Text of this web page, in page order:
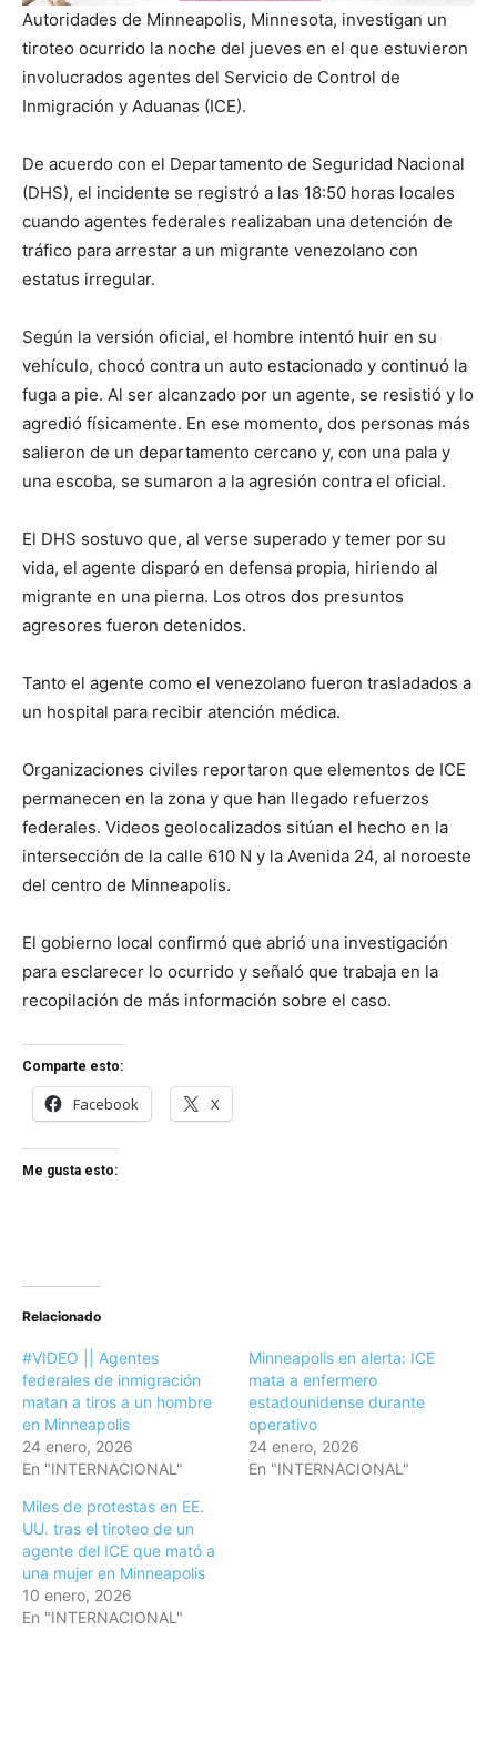
Autoridades de Minneapolis, Minnesota, investigan un
tiroteo ocurrido la noche del jueves en el que estuvieron
involucrados agentes del Servicio de Control de
Inmigración y Aduanas (ICE).
De acuerdo con el Departamento de Seguridad Nacional
(DHS), el incidente se registró a las 18:50 horas locales
cuando agentes federales realizaban una detención de
tráfico para arrestar a un migrante venezolano con
estatus irregular.
Según la versión oficial, el hombre intentó huir en su
vehículo, chocó contra un auto estacionado y continuó la
fuga a pie. Al ser alcanzado por un agente, se resistió y lo
agredió físicamente. En ese momento, dos personas más
salieron de un departamento cercano y, con una pala y
una escoba, se sumaron a la agresión contra el oficial.
El DHS sostuvo que, al verse superado y temer por su
vida, el agente disparó en defensa propia, hiriendo al
migrante en una pierna. Los otros dos presuntos
agresores fueron detenidos.
Tanto el agente como el venezolano fueron trasladados a
un hospital para recibir atención médica.
Organizaciones civiles reportaron que elementos de ICE
permanecen en la zona y que han llegado refuerzos
federales. Videos geolocalizados sitúan el hecho en la
intersección de la calle 610 N y la Avenida 24, al noroeste
del centro de Minneapolis.
El gobierno local confirmó que abrió una investigación
para esclarecer lo ocurrido y señaló que trabaja en la
recopilación de más información sobre el caso.
Comparte esto:
Facebook X
Me gusta esto:
Relacionado
#VIDEO || Agentes
federales de inmigración
matan a tiros a un hombre
en Minneapolis
24 enero, 2026
En "INTERNACIONAL"
Minneapolis en alerta: ICE
mata a enfermero
estadounidense durante
operativo
24 enero, 2026
En "INTERNACIONAL"
Miles de protestas en EE.
UU. tras el tiroteo de un
agente del ICE que mató a
una mujer en Minneapolis
10 enero, 2026
En "INTERNACIONAL"